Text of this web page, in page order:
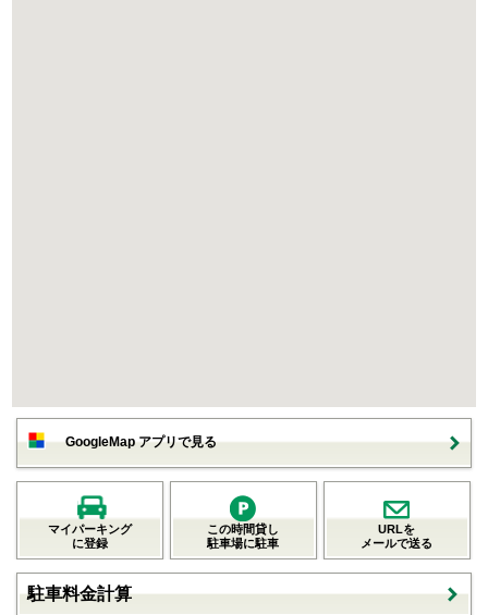
GoogleMap アプリで見る
マイパーキング
に登録
この時間貸し
駐車場に駐車
URLを
メールで送る
駐車料金計算